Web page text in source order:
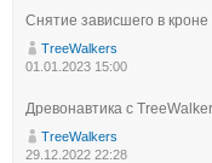
Снятие зависшего в
TreeWalkers
01.01.2023 15:00
Древонавтика с
TreeWalkers
29.12.2022 22:28